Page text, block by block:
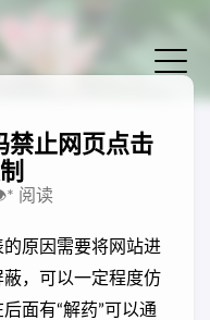
禁止网页点击
* 阅读
原因需要将网站进
，可以一定程度仿
面有“解药”可以通